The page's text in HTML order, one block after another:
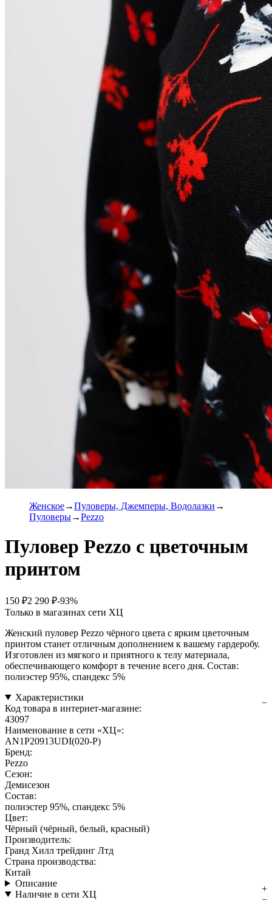
Женское
Пуловеры, Джемперы, Водолазки
Пуловеры
Pezzo
Пуловер Pezzo с цветочным
принтом
150 ₽2 290 ₽-93%
Только в магазинах сети ХЦ
Женский пуловер Pezzo чёрного цвета с ярким цветочным
принтом станет отличным дополнением к вашему гардеробу.
Изготовлен из мягкого и приятного к телу материала,
обеспечивающего комфорт в течение всего дня. Состав:
полиэстер 95%, спандекс 5%
Характеристики
Код товара в интернет-магазине:
43097
Наименование в сети «ХЦ»:
AN1P20913UDI(020-P)
Бренд:
Pezzo
Сезон:
Демисезон
Состав:
полиэстер 95%, спандекс 5%
Цвет:
Чёрный (чёрный, белый, красный)
Производитель:
Гранд Хилл трейдинг Лтд
Страна производства:
Китай
Описание
Наличие в сети ХЦ